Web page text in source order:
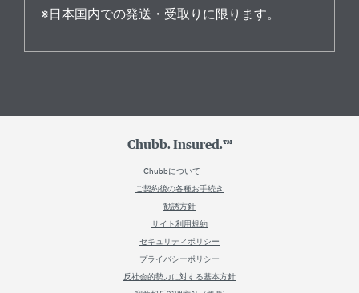
※日本国内での発送・受取りに限ります。
Chubb. Insured.™
Chubbについて
ご契約後の各種お手続き
勧誘方針
サイト利用規約
セキュリティポリシー
プライバシーポリシー
反社会的勢力に対する基本方針